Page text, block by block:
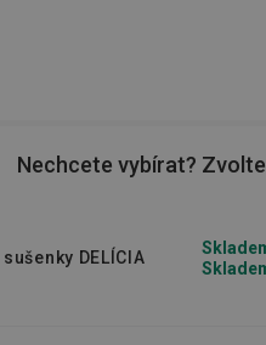
Nechcete vybírat?
DELÍCIA